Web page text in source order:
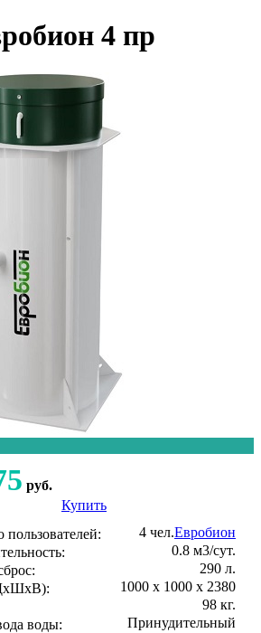
4 пр
руб.
Купить
Евробион
пользователей:
4 чел.
0.8 м3/сут.
290 л.
1000 х 1000 х 2380
98 кг.
воды:
Принудительный